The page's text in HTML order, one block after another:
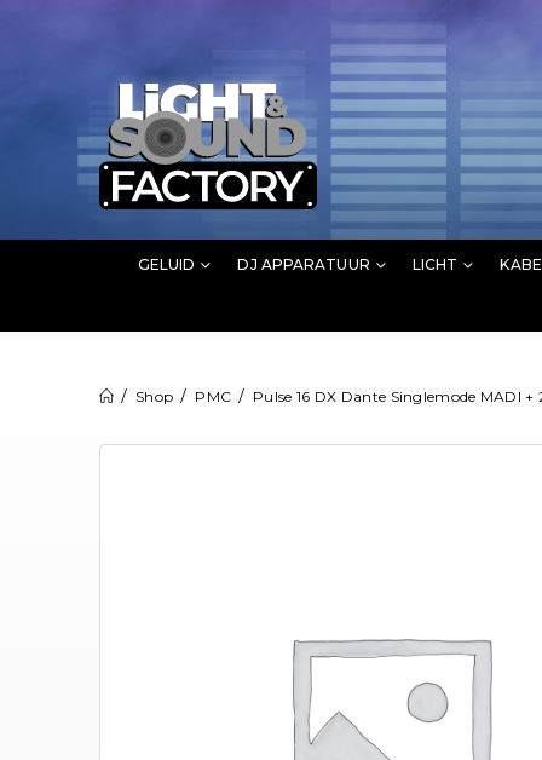
GELUID DJ APPARATUUR LICHT
Shop PMC Pulse 16 DX Dante Singlemode MADI +